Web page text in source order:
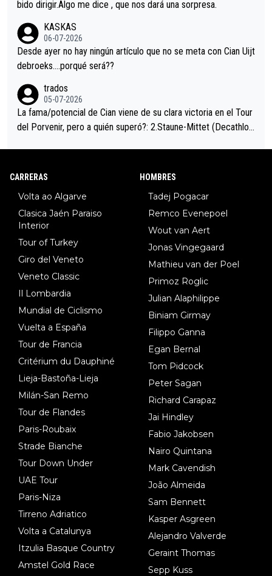
eta, a ver si por querer poner a Del Toro con calzador en posi
ción de podio UAE y Pojacar se van complicar el tour.
bido dirigir.Algo me dice , que nos dará una sorpresa.
KASKAS
06-07-2026
Desde ayer no hay ningún artículo que no se meta con Cian Uijt
debroeks….porqué será??
trados
05-07-2026
La fama/potencial de Cian viene de su clara victoria en el Tour
del Porvenir, pero a quién superó?: 2.Staune-Mittet (Decathlon,
8.Lenny Martinez (Bahrein), 9. Van Belle (Visma), 10. Vacek (Li
CARRERAS
Volta ao Algarve
Clasica Jaén Paraiso
Interior
Tour of Turkey
Giro del Veneto
Veneto Classic
Il Lombardia
Mundial de Ciclismo
Vuelta a España
Tour de Francia
Critérium du Dauphiné
Lieja-Bastoña-Lieja
Milán-San Remo
Tour de Flandes
Paris-Roubaix
Strade Bianche
Tour Down Under
UAE Tour
Paris-Niza
Tirreno Adriatico
Volta a Catalunya
Itzulia Basque Country
Amstel Gold Race
HOMBRES
Tadej Pogacar
Remco Evenepoel
Wout van Aert
Jonas Vingegaard
Mathieu van der Poel
Primoz Roglic
Julian Alaphilippe
Biniam Girmay
Filippo Ganna
Egan Bernal
Tom Pidcock
Peter Sagan
Richard Carapaz
Jai Hindley
Fabio Jakobsen
Nairo Quintana
Mark Cavendish
João Almeida
Sam Bennett
Kasper Asgreen
Alejandro Valverde
Geraint Thomas
Sepp Kuss